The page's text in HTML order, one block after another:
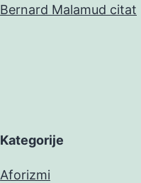
Bernard Malamud citat
Kategorije
Aforizmi